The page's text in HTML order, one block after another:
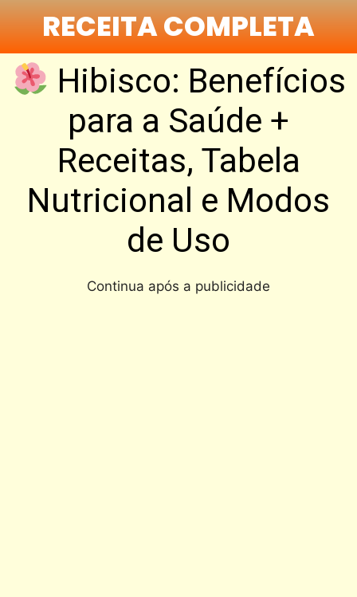
RECEITA COMPLETA
Hibisco: Benefícios
para a Saúde +
Receitas, Tabela
Nutricional e Modos
de Uso
Continua após a publicidade